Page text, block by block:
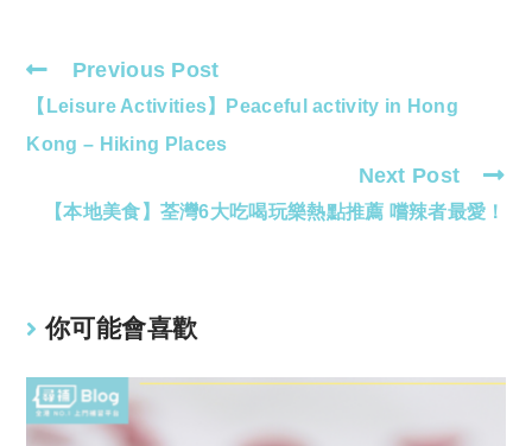
Read
more
articles
Previous Post
【Leisure Activities】Peaceful activity in Hong
Kong – Hiking Places
Next Post
【本地美食】荃灣6大吃喝玩樂熱點推薦 嚐辣者最愛！
你可能會喜歡